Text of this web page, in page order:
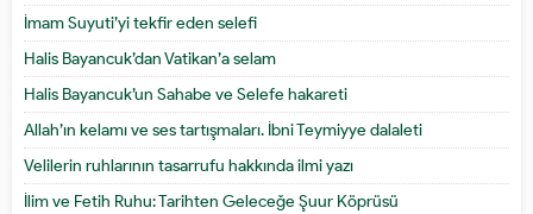
İmam Suyuti’yi tekfir eden selefi
Halis Bayancuk’dan Vatikan’a selam
Halis Bayancuk’un Sahabe ve Selefe hakareti
Allah’ın kelamı ve ses tartışmaları. İbni Teymiyye dalaleti
Velilerin ruhlarının tasarrufu hakkında ilmi yazı
İlim ve Fetih Ruhu: Tarihten Geleceğe Şuur Köprüsü